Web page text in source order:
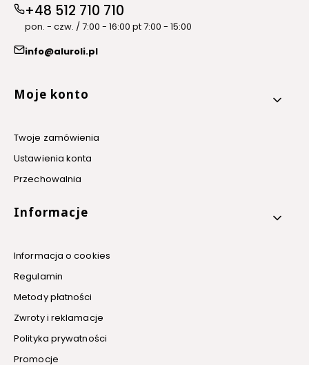
+48 512 710 710
pon. - czw. / 7:00 - 16:00 pt 7:00 - 15:00
info@aluroli.pl
Linki w stopce
Moje konto
Twoje zamówienia
Ustawienia konta
Przechowalnia
Informacje
Informacja o cookies
Regulamin
Metody płatności
Zwroty i reklamacje
Polityka prywatności
Promocje